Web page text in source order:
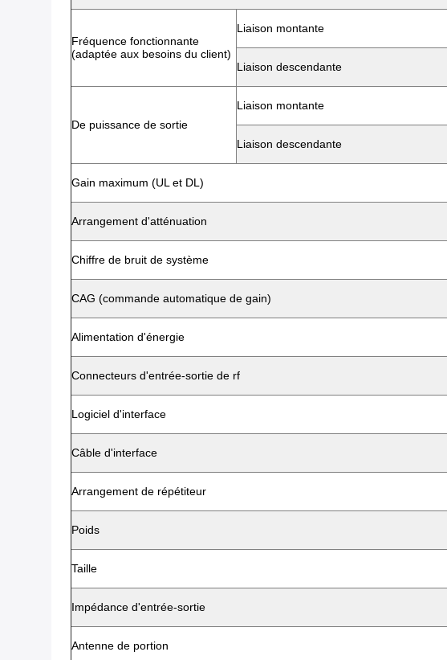
Fréquence fonctionnante
(adaptée aux besoins du client)
Liaison montante
Liaison descendante
De puissance de sortie
Liaison montante
Liaison descendante
Gain maximum (UL et DL)
Arrangement d'atténuation
Chiffre de bruit de système
CAG (commande automatique de gain)
Alimentation d'énergie
Connecteurs d'entrée-sortie de rf
Logiciel d'interface
Câble d'interface
Arrangement de répétiteur
Poids
Taille
Impédance d'entrée-sortie
Antenne de portion